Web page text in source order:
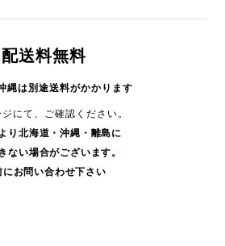
配送料無料
縄は別途送料がかかります
にて、ご確認ください。
り北海道・沖縄・ 離島に
ない場合がございます。
にお問い合わせ下さい